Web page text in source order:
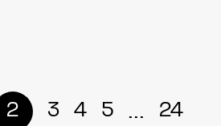
2 3 4 5 ... 24